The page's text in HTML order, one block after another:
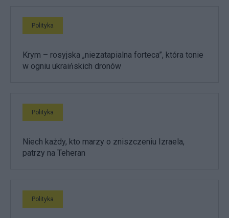
Polityka
Krym – rosyjska „niezatapialna forteca”, która tonie
w ogniu ukraińskich dronów
Polityka
Niech każdy, kto marzy o zniszczeniu Izraela,
patrzy na Teheran
Polityka